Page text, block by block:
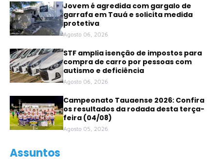
Jovem é agredida com gargalo de
garrafa em Tauá e solicita medida
protetiva
Agosto 06, 2026
STF amplia isenção de impostos para
compra de carro por pessoas com
autismo e deficiência
Agosto 06, 2026
Campeonato Tauaense 2026: Confira
os resultados da rodada desta terça-
feira (04/08)
Agosto 05, 2026
Assuntos